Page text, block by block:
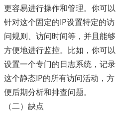
更容易进行操作和管理。你可以
针对这个固定的IP设置特定的访
问规则、访问时间等，并且能够
方便地进行监控。比如，你可以
设置一个专门的日志系统，记录
这个静态IP的所有访问活动，方
便后期分析和排查问题。
（二）缺点